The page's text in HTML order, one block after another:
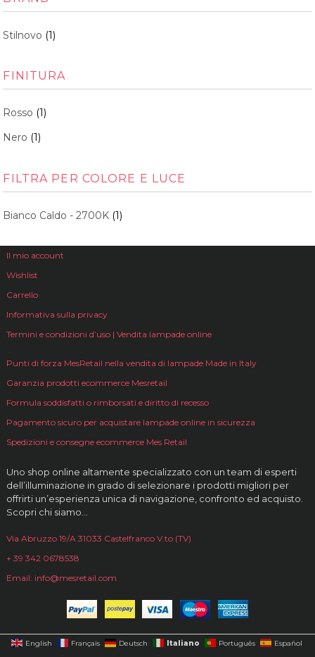
Stilnovo (1)
FINITURA
Rosso (1)
Nero (1)
FILTRA PER COLORE E LUCE
Bianco Caldo - 2700K (1)
Il mio account
Wishlist
Carrello
Informativa sulla privacy
Termini e condizioni d’uso | Vendita lampade online
Punti di forza MesRetail nella vendita di lampade Made in Italy
Garanzia prodotti ecommerce Mesretail
Formula soddisfatti o rimborsati e diritto di recesso
Pagamento sicuro per acquistare lampade online in sicurezza
Spedizioni e consegne ecommerce Mes Retail
Uno shop online altamente specializzato con un team di esperti
dell’illuminazione in grado di selezionare i prodotti migliori per
offrirti un’esperienza unica di navigazione, confronto ed acquisto.
Scopri chi siamo…
Via Abruzzo 19/A 31033 Castelfranco V.to (TV)
+ 39 342 0678538
Email: info@mesretail.com
English Français Deutsch Italiano Português Español